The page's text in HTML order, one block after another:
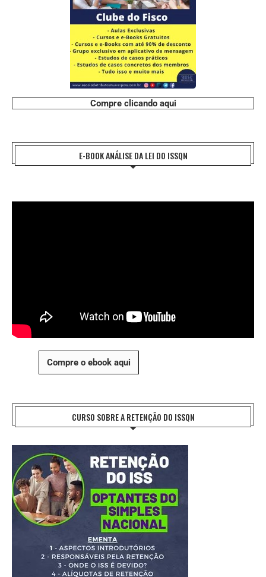
Compre clicando aqui
E-BOOK ANÁLISE DA LEI DO ISSQN
Compre o ebook aqui
CURSO SOBRE A RETENÇÃO DO ISSQN